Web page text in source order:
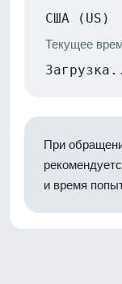
США (US)
Текущее
При
и время